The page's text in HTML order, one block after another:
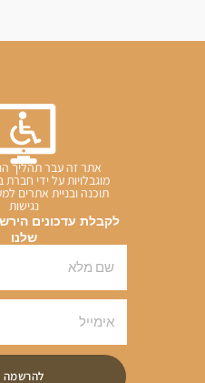
אתר זה עבר תהליך
מוגבלויות על ידי חברת
תוכנה ובניית אתרים
נגישות
לקבלת עדכונים
שלנו
להרשמה